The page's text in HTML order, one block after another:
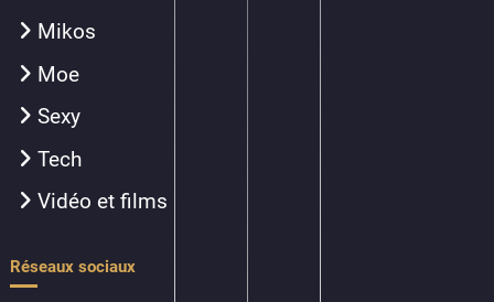
Mikos
Moe
Sexy
Tech
Vidéo et films
Réseaux sociaux